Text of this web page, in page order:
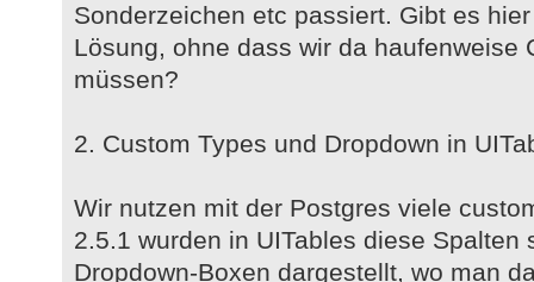
Sonderzeichen etc passiert. Gibt es
Lösung, ohne dass wir da haufenweise
müssen?
2. Custom Types und Dropdown in
Wir nutzen mit der Postgres viele
2.5.1 wurden in UITables diese Spalten
Dropdown-Boxen dargestellt, wo man